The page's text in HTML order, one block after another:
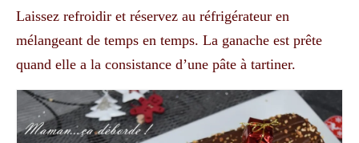
Laissez refroidir et réservez au réfrigérateur en
mélangeant de temps en temps. La ganache est prête
quand elle a la consistance d’une pâte à tartiner.